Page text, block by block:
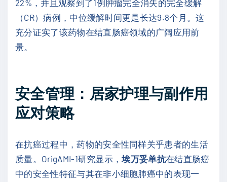
22%，并且观察到了1例肿瘤完全消失的完全缓解
（CR）病例，中位缓解时间更是长达9.8个月。这
充分证实了该药物在结直肠癌领域的广阔应用前
景。
安全管理：居家护理与副作用
应对策略
在抗癌过程中，药物的安全性同样关乎患者的生活
质量。OrigAMI-1研究显示，埃万妥单抗在结直肠癌
中的安全性特征与其在非小细胞肺癌中的表现一